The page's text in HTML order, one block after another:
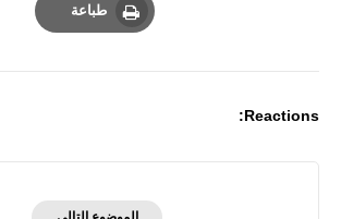
طباعة
Reactions: